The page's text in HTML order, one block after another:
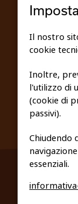
Il nostro
cookie
Inoltre,
l'utilizzo di
(cookie di
passivi).
Chiudendo
essenziali.